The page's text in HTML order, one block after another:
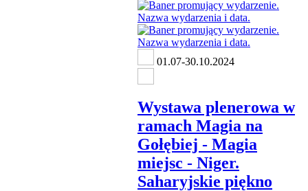
01.07-30.10.2024
Wystawa plenerowa w
ramach Magia na
Gołębiej - Magia
miejsc - Niger.
Saharyjskie piękno